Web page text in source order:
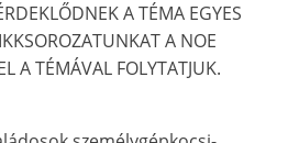
A TÉMA EGYES
A NOE
A TÉMÁVAL FOLYTATJUK.